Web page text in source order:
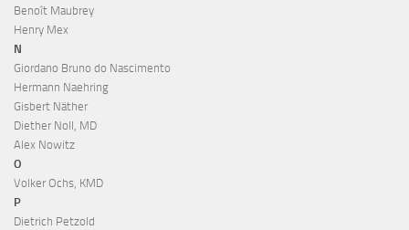
Benoît Maubrey
Henry Mex
N
Giordano Bruno do Nascimento
Hermann Naehring
Gisbert Näther
Diether Noll, MD
Alex Nowitz
O
Volker Ochs, KMD
P
Dietrich Petzold